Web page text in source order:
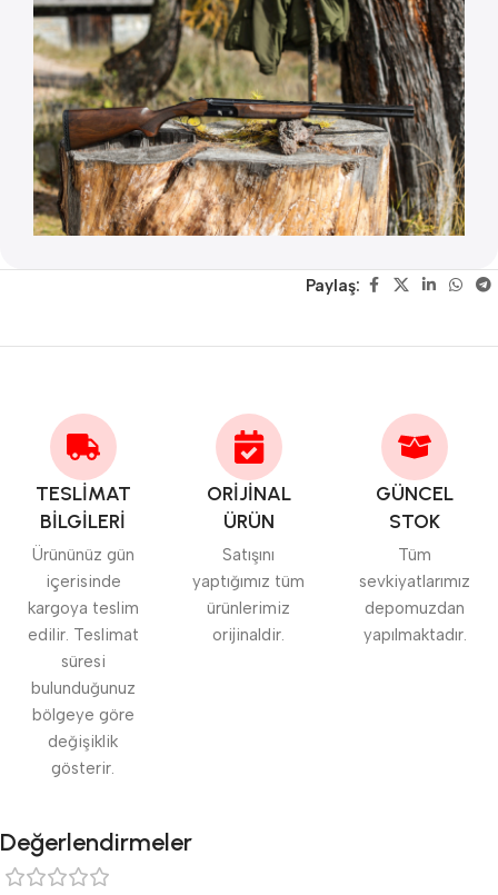
Paylaş:
TESLİMAT
BİLGİLERİ
Ürününüz gün
içerisinde
kargoya teslim
edilir. Teslimat
süresi
bulunduğunuz
bölgeye göre
değişiklik
gösterir.
ORİJİNAL
ÜRÜN
Satışını
yaptığımız tüm
ürünlerimiz
orijinaldir.
GÜNCEL
STOK
Tüm
sevkiyatlarımız
depomuzdan
yapılmaktadır.
Değerlendirmeler